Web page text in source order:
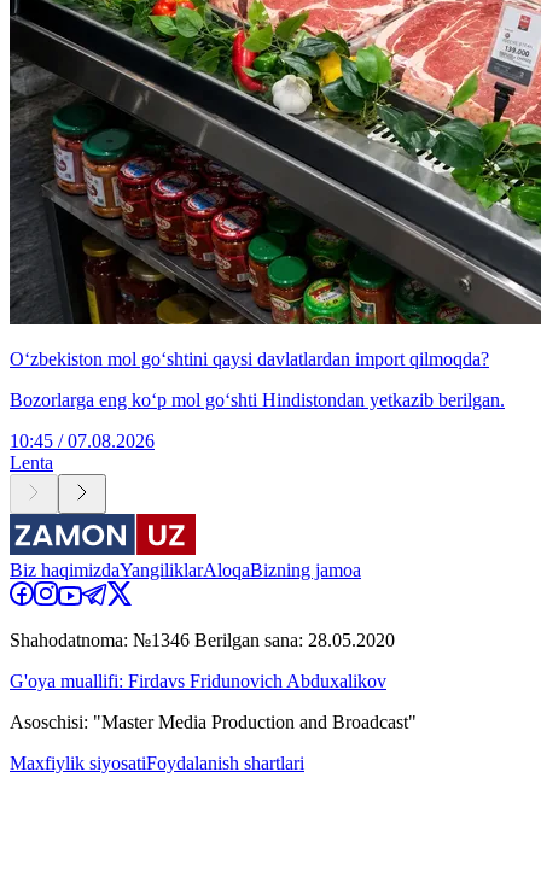
O‘zbekiston mol go‘shtini qaysi davlatlardan import qilmoqda?
Bozorlarga eng ko‘p mol go‘shti Hindistondan yetkazib berilgan.
10:45 / 07.08.2026
Lenta
Biz haqimizdaYangiliklarAloqaBizning jamoa
Shahodatnoma: №1346 Berilgan sana: 28.05.2020
G'oya muallifi: Firdavs Fridunovich Abduxalikov
Asoschisi: "Master Media Production and Broadcast"
Maxfiylik siyosatiFoydalanish shartlari